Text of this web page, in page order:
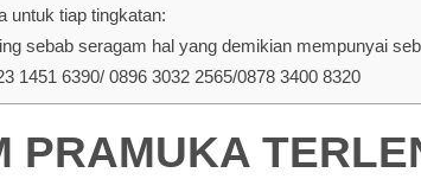
untuk tiap tingkatan:
sebab seragam hal yang demikian mempunyai
1451 6390/ 0896 3032 2565/0878 3400 8320
PRAMUKA